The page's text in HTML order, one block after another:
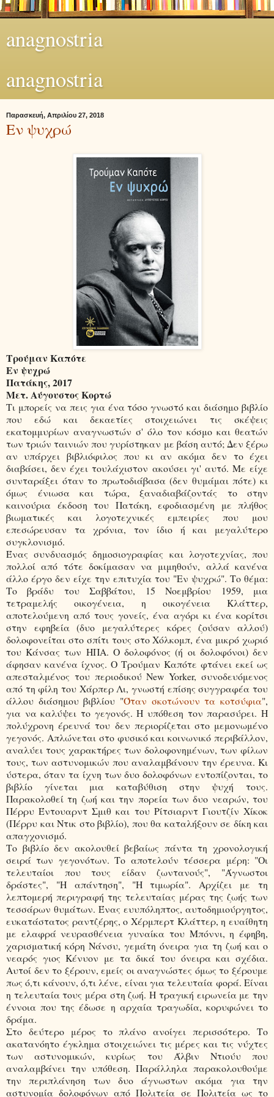
anagnostria
anagnostria
Παρασκευή, Απριλίου 27, 2018
Εν ψυχρώ
Τρούμαν Καπότε
Εν ψυχρώ
Πατάκης, 2017
Μετ. Αύγουστος Κορτώ
Τι μπορείς να πεις για ένα τόσο γνωστό και διάσημο βιβλίο
που εδώ και δεκαετίες στοιχειώνει τις σκέψεις
εκατομμυρίων αναγνωστών σ' όλο τον κόσμο και θεατών
των τριών ταινιών που γυρίστηκαν με βάση αυτό; Δεν ξέρω
αν υπάρχει βιβλιόφιλος που κι αν ακόμα δεν το έχει
διαβάσει, δεν έχει τουλάχιστον ακούσει γι' αυτό. Με είχε
συνταράξει όταν το πρωτοδιάβασα (δεν θυμάμαι πότε) κι
όμως ένιωσα και τώρα, ξαναδιαβάζοντάς το στην
καινούρια έκδοση του Πατάκη, εφοδιασμένη με πλήθος
βιωματικές και λογοτεχνικές εμπειρίες που μου
επεσώρευσαν τα χρόνια, τον ίδιο ή και μεγαλύτερο
συγκλονισμό.
Ένας συνδυασμός δημοσιογραφίας και λογοτεχνίας, που
πολλοί από τότε δοκίμασαν να μιμηθούν, αλλά κανένα
άλλο έργο δεν είχε την επιτυχία του "Εν ψυχρώ". Το θέμα:
Το βράδυ του Σαββάτου, 15 Νοεμβρίου 1959, μια
τετραμελής οικογένεια, η οικογένεια Κλάττερ,
αποτελούμενη από τους γονείς, ένα αγόρι κι ένα κορίτσι
στην εφηβεία (δυο μεγαλύτερες κόρες ζούσαν αλλού)
δολοφονείται στο σπίτι τους στο Χόλκομπ, ένα μικρό χωριό
του Κάνσας των ΗΠΑ. Ο δολοφόνος (ή οι δολοφόνοι) δεν
άφησαν κανένα ίχνος. Ο Τρούμαν Καπότε φτάνει εκεί ως
απεσταλμένος του περιοδικού New Yorker, συνοδευόμενος
από τη φίλη του Χάρπερ Λι, γνωστή επίσης συγγραφέα του
άλλου διάσημου βιβλίου "Όταν σκοτώνουν τα κοτσύφια",
για να καλύψει το γεγονός. Η υπόθεση τον παρασύρει. Η
πολύχρονη έρευνά του δεν περιορίζεται στο μεμονωμένο
γεγονός. Απλώνεται στο φυσικό και κοινωνικό περιβάλλον,
αναλύει τους χαρακτήρες των δολοφονημένων, των φίλων
τους, των αστυνομικών που αναλαμβάνουν την έρευνα. Κι
ύστερα, όταν τα ίχνη των δυο δολοφόνων εντοπίζονται, το
βιβλίο γίνεται μια καταβύθιση στην ψυχή τους.
Παρακολοθεί τη ζωή και την πορεία των δυο νεαρών, του
Πέρρυ Έντουαρντ Σμιθ και του Ρίτσιαρντ Γιουτζίν Χίκοκ
(Πέρρυ και Ντικ στο βιβλίο), που θα καταλήξουν σε δίκη και
απαγχονισμό.
Το βιβλίο δεν ακολουθεί βεβαίως πάντα τη χρονολογική
σειρά των γεγονότων. Το αποτελούν τέσσερα μέρη: "Οι
τελευταίοι που τους είδαν ζωντανούς", "Άγνωστοι
δράστες", "Η απάντηση", "Η τιμωρία". Αρχίζει με τη
λεπτομερή περιγραφή της τελευταίας μέρας της ζωής των
τεσσάρων θυμάτων. Ένας ευυπόληπτος, αυτοδημιούργητος,
ευκατάστατος ραντζέρης, ο Χέρμπερτ Κλάττερ, η ευαίθητη
με ελαφρά νευρασθένεια γυναίκα του Μπόννι, η έφηβη,
χαρισματική κόρη Νάνσυ, γεμάτη όνειρα για τη ζωή και ο
νεαρός γιος Κένυον με τα δικά του όνειρα και σχέδια.
Αυτοί δεν το ξέρουν, εμείς οι αναγνώστες όμως το ξέρουμε
πως ό,τι κάνουν, ό,τι λένε, είναι για τελευταία φορά. Είναι
η τελευταία τους μέρα στη ζωή. Η τραγική ειρωνεία με την
έννοια που της έδωσε η αρχαία τραγωδία, κορυφώνει το
δράμα.
Στο δεύτερο μέρος το πλάνο ανοίγει περισσότερο. Το
ακατανόητο έγκλημα στοιχειώνει τις μέρες και τις νύχτες
των αστυνομικών, κυρίως του Άλβιν Ντιούυ που
αναλαμβάνει την υπόθεση. Παράλληλα παρακολουθούμε
την περιπλάνηση των δυο άγνωστων ακόμα για την
αστυνομία δολοφόνων από Πολιτεία σε Πολιτεία ως το